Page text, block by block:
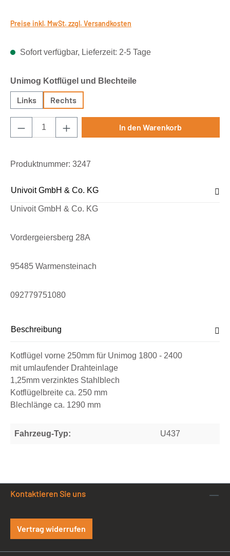
Preise inkl. MwSt. zzgl. Versandkosten
Sofort verfügbar, Lieferzeit: 2-5 Tage
Unimog Kotflügel und Blechteileauswählen
Links Rechts
Produkt Anzahl: Gib den gewünschten
In den Warenkorb
Produktnummer: 3247
Univoit GmbH & Co. KG
Univoit GmbH & Co. KG
Vordergeiersberg 28A
95485 Warmensteinach
092779751080
Beschreibung
Kotflügel vorne 250mm für Unimog 1800 - 2400
mit umlaufender Drahteinlage
1,25mm verzinktes Stahlblech
Kotflügelbreite ca. 250 mm
Blechlänge ca. 1290 mm
Fahrzeug-Typ: U437
Kontaktieren Sie uns
Vertrag widerrufen